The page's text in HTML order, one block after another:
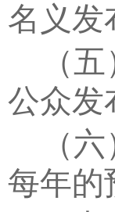
名义发
（
公众发
（
每年的